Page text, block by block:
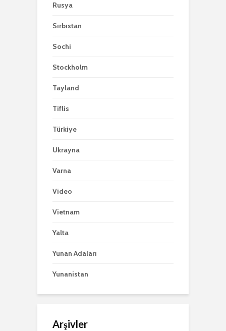
Rusya
Sırbıstan
Sochi
Stockholm
Tayland
Tiflis
Türkiye
Ukrayna
Varna
Video
Vietnam
Yalta
Yunan Adaları
Yunanistan
Arşivler